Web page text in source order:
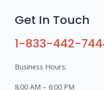
Get In Touch
1-833-442-
Business Hours:
8:00 AM – 6:00 PM